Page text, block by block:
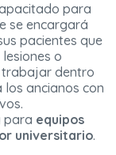
para
se encargará
pacientes que
o
trabajar dentro
los ancianos con
para equipos
universitario.